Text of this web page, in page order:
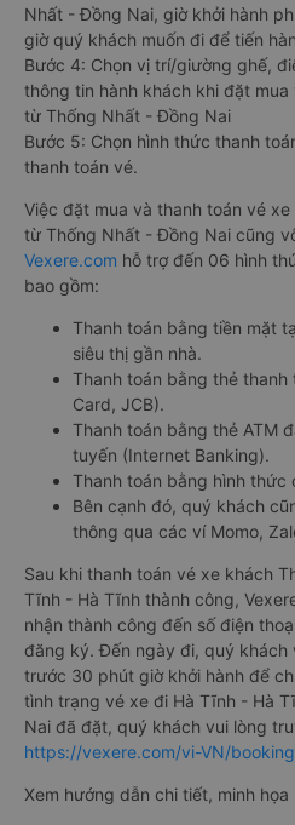
Nhất - Đồng Nai, giờ khởi hành
giờ quý khách muốn đi để tiến
Bước 4: Chọn vị trí/giường ghế,
thông tin hành khách khi đặt
từ Thống Nhất - Đồng Nai
Bước 5: Chọn hình thức thanh
thanh toán vé.
Việc đặt mua và thanh toán vé
từ Thống Nhất - Đồng Nai cũng
Vexere.com hỗ trợ đến 06 hình
bao gồm:
Thanh toán bằng tiền mặt
siêu thị gần nhà.
Thanh toán bằng thẻ
Card, JCB).
Thanh toán bằng thẻ ATM
tuyến (Internet Banking).
Thanh toán bằng hình thức
Bên cạnh đó, quý khách
thông qua các ví Momo,
Sau khi thanh toán vé xe khách
Tĩnh - Hà Tĩnh thành công,
nhận thành công đến số điện
đăng ký. Đến ngày đi, quý khách
trước 30 phút giờ khởi hành để
tình trạng vé xe đi Hà Tĩnh - Hà
Nai đã đặt, quý khách vui lòng
https://vexere.com/vi-VN/
Xem hướng dẫn chi tiết, minh họa